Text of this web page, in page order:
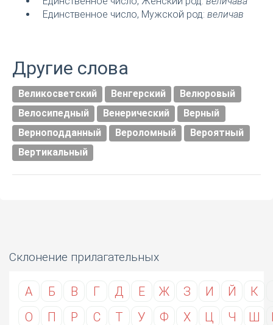
Единственное число, Мужской род: величав
Другие слова
Великосветский Венгерский
Велюровый
Велосипедный
Венерический
Верный
Верноподданный
Вероломный
Вероятный
Вертикальный
Склонение прилагательных
А Б В Г Д Е Ж З И Й К
О
П Р С Т У Ф Х Ц Ч Ш